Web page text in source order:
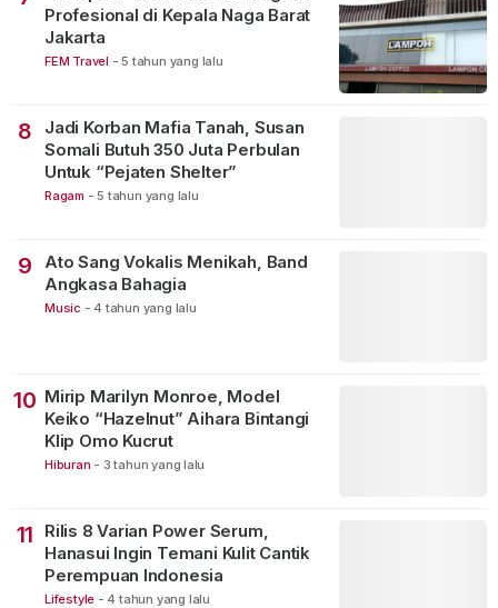
Profesional di Kepala Naga Barat
Jakarta
FEM Travel - 5 tahun yang lalu
8
Jadi Korban Mafia Tanah, Susan
Somali Butuh 350 Juta Perbulan
Untuk “Pejaten Shelter”
Ragam - 5 tahun yang lalu
9
Ato Sang Vokalis Menikah, Band
Angkasa Bahagia
Music - 4 tahun yang lalu
10 Mirip Marilyn Monroe, Model
Keiko “Hazelnut” Aihara Bintangi
Klip Omo Kucrut
Hiburan - 3 tahun yang lalu
11
Rilis 8 Varian Power Serum,
Hanasui Ingin Temani Kulit Cantik
Perempuan Indonesia
Lifestyle - 4 tahun yang lalu